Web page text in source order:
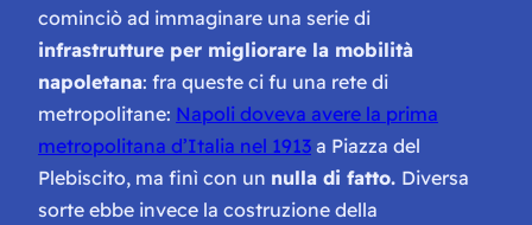
cominciò ad immaginare una serie di
infrastrutture per migliorare la mobilità
napoletana: fra queste ci fu una rete di
metropolitane: Napoli doveva avere la prima
metropolitana d’Italia nel 1913 a Piazza del
Plebiscito, ma finì con un nulla di fatto. Diversa
sorte ebbe invece la costruzione della